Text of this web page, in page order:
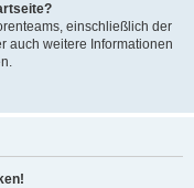
einschließlich der
auch weitere Informationen